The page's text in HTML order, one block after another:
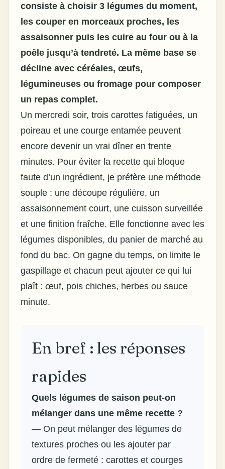
consiste à choisir 3 légumes du moment,
les couper en morceaux proches, les
assaisonner puis les cuire au four ou à la
poêle jusqu’à tendreté. La même base se
décline avec céréales, œufs,
légumineuses ou fromage pour composer
un repas complet.
Un mercredi soir, trois carottes fatiguées, un
poireau et une courge entamée peuvent
encore devenir un vrai dîner en trente
minutes. Pour éviter la recette qui bloque
faute d’un ingrédient, je préfère une méthode
souple : une découpe régulière, un
assaisonnement court, une cuisson surveillée
et une finition fraîche. Elle fonctionne avec les
légumes disponibles, du panier de marché au
fond du bac. On gagne du temps, on limite le
gaspillage et chacun peut ajouter ce qui lui
plaît : œuf, pois chiches, herbes ou sauce
minute.
En bref : les réponses
rapides
Quels légumes de saison peut-on
mélanger dans une même recette ?
— On peut mélanger des légumes de
textures proches ou les ajouter par
ordre de fermeté : carottes et courges